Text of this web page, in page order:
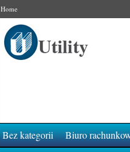
Home
Bez kategorii Biuro